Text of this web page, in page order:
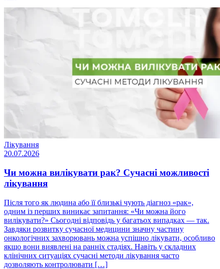
Лікування
20.07.2026
Чи можна вилікувати рак? Сучасні можливості
лікування
Після того як людина або її близькі чують діагноз «рак»,
одним із перших виникає запитання: «Чи можна його
вилікувати?» Сьогодні відповідь у багатьох випадках — так.
Завдяки розвитку сучасної медицини значну частину
онкологічних захворювань можна успішно лікувати, особливо
якщо вони виявлені на ранніх стадіях. Навіть у складних
клінічних ситуаціях сучасні методи лікування часто
дозволяють контролювати […]